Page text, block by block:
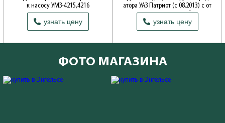
к насосу УМЗ-4215,4216
узнать цену
атора УАЗ Патриот (с 08.2013) с от
водом для расширит.бачка
Производитель: ОАО УАЗ
узнать цену
ФОТО МАГАЗИНА